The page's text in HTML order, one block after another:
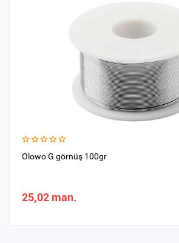
Olowo G görnüş 100gr
25,02 man.